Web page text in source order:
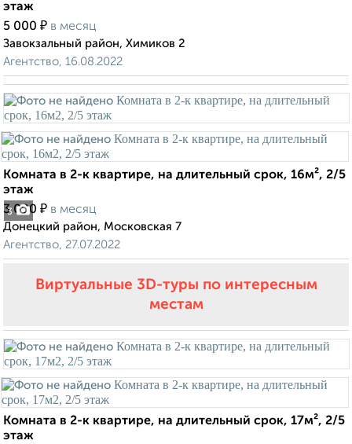
этаж
5 000 ₽ в месяц
Завокзальный район, Химиков 2
Агентство, 16.08.2022
3
Комната в 2-к квартире, на длительный срок, 16м², 2/5
этаж
3 000 ₽ в месяц
Донецкий район, Московская 7
Агентство, 27.07.2022
Виртуальные 3D-туры по интересным
местам
Комната в 2-к квартире, на длительный срок, 17м², 2/5
этаж